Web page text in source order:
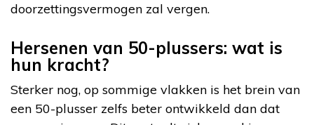
doorzettingsvermogen zal vergen.
Hersenen van 50-plussers: wat is
hun kracht?
Sterker nog, op sommige vlakken is het brein van
een 50-plusser zelfs beter ontwikkeld dan dat